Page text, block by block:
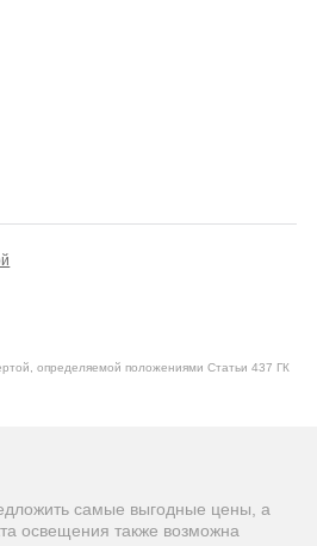
определяемой положениями Статьи 437 ГК
самые выгодные цены, а
освещения также возможна